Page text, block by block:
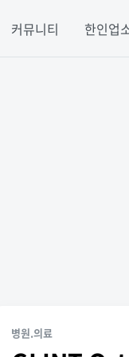
커뮤니티 한인업
병원.의료